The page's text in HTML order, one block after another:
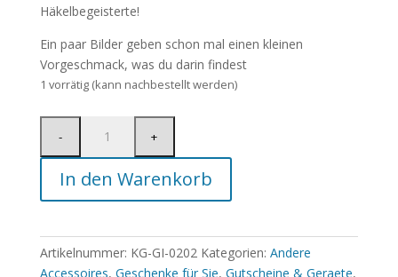
Häkelbegeisterte!
Ein paar Bilder geben schon mal einen kleinen
Vorgeschmack, was du darin findest
1 vorrätig (kann nachbestellt werden)
In den Warenkorb
Artikelnummer: KG-GI-0202 Kategorien: Andere
Accessoires, Geschenke für Sie, Gutscheine & Geraete,